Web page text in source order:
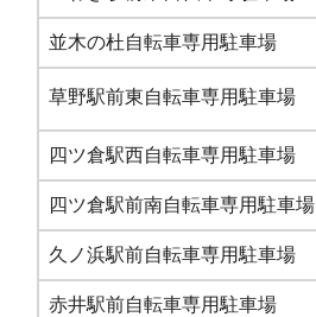
並木の杜自転車専用駐車場
草野駅前東自転車専用駐車場
四ツ倉駅西自転車専用駐車場
四ツ倉駅前南自転車専用駐車場
久ノ浜駅前自転車専用駐車場
赤井駅前自転車専用駐車場